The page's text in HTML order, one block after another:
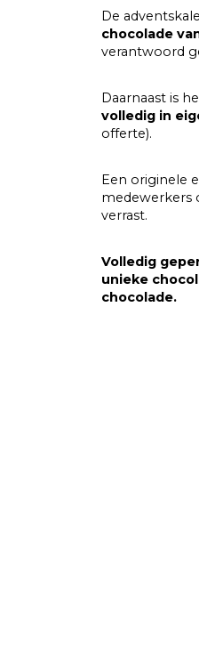
De
chocolade
verantwoord
Daarnaast is
volledig in
offerte).
Een originele
medewerkers
verrast.
Volledig
unieke
chocolade.